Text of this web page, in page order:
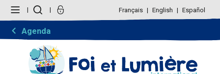
contenu.
navigation
personnels
Français English Español
Agenda